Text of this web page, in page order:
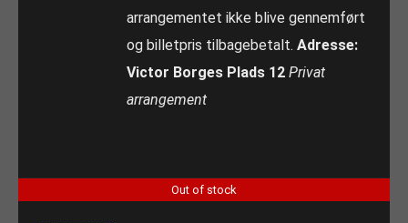
arrangementet ikke blive gennemført
og billetpris tilbagebetalt.Adresse:
Victor Borges Plads 12 Privat
arrangement
Out of stock